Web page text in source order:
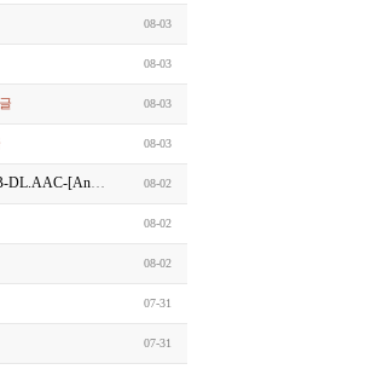
08-03
08-03
08-03
08-03
08-02
08-02
08-02
07-31
07-31